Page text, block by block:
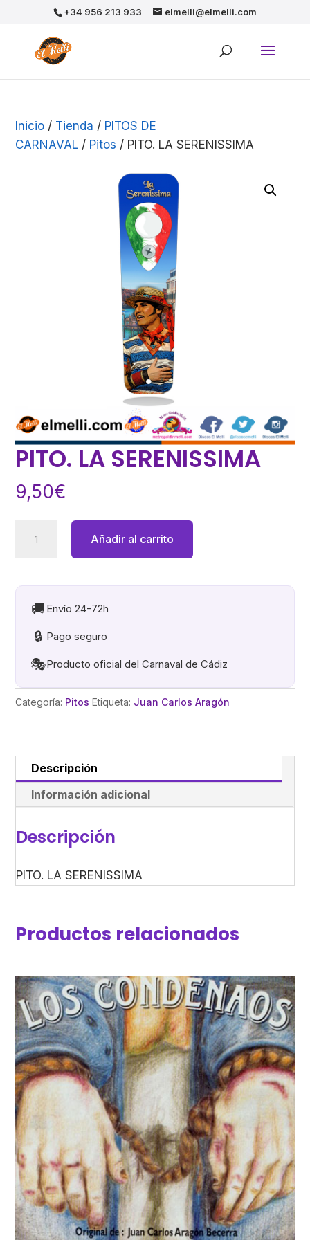
+34 956 213 933 elmelli@elmelli.com
Inicio / Tienda / PITOS DE
CARNAVAL / Pitos / PITO. LA SERENISSIMA
PITO. LA SERENISSIMA
9,50€
cantidad
Añadir al carrito
🚚 Envío 24-72h
🔒 Pago seguro
🎭Producto oficial del Carnaval de Cádiz
Categoría: Pitos Etiqueta: Juan Carlos Aragón
Descripción
Información adicional
Descripción
PITO. LA SERENISSIMA
Productos relacionados